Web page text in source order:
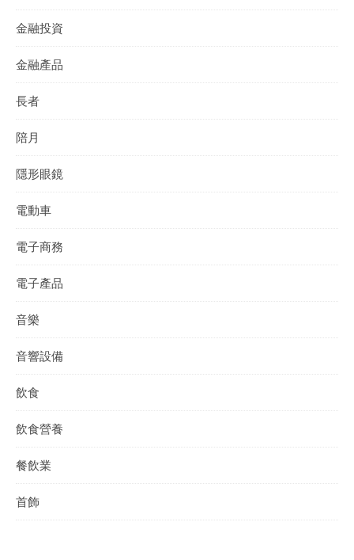
金融投資
金融產品
長者
陪月
隱形眼鏡
電動車
電子商務
電子產品
音樂
音響設備
飲食
飲食營養
餐飲業
首飾